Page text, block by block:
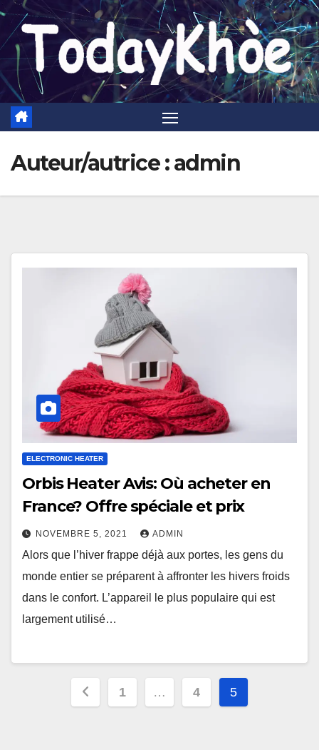
Skip
content
Auteur/autrice :admin
ELECTRONIC HEATER
Orbis Heater Avis: Où acheter en
France? Offre spéciale et prix
NOVEMBRE 5, 2021 ADMIN
Alors que l’hiver frappe déjà aux portes, les gens du
monde entier se préparent à affronter les hivers froids
dans le confort. L’appareil le plus populaire qui est
largement utilisé…
Pagination
1 … 4 5